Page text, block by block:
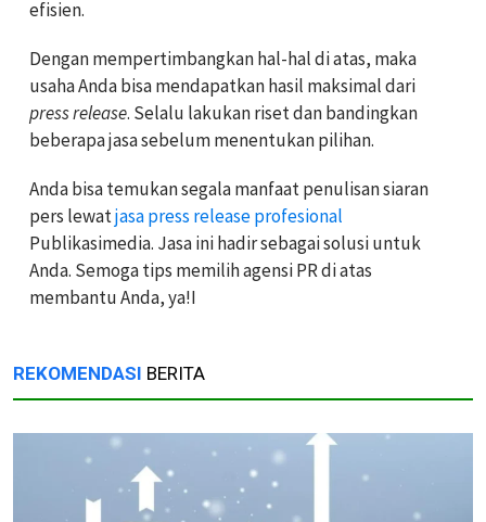
efisien.
Dengan mempertimbangkan hal-hal di atas, maka
usaha Anda bisa mendapatkan hasil maksimal dari
press release. Selalu lakukan riset dan bandingkan
beberapa jasa sebelum menentukan pilihan.
Anda bisa temukan segala manfaat penulisan siaran
pers lewatjasa press release profesional
Publikasimedia. Jasa ini hadir sebagai solusi untuk
Anda. Semoga tips memilih agensi PR di atas
membantu Anda, ya!I
REKOMENDASI BERITA